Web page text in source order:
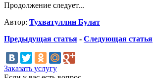
Продолжение следует...
Автор: Тухватуллин Булат
Предыдущая статья - Следующая статья
Заказать услугу